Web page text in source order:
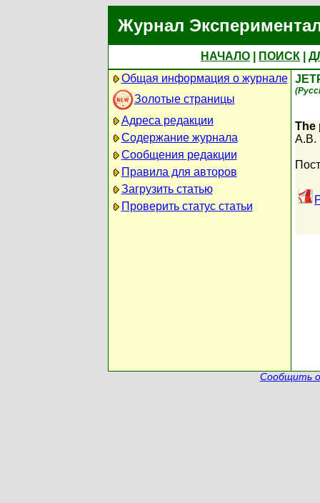
Журнал
НАЧАЛО ПОИСК
Общая информация о журнале
Золотые страницы
Адреса редакции
Содержание журнала
Сообщения редакции
Правила для авторов
Загрузить статью
Проверить статус статьи
The
A.B.
Сообщить о